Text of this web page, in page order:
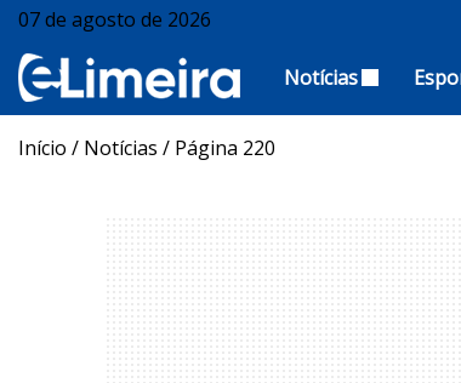
07 de agosto de 2026
Notícias
Início / Notícias / Página 220